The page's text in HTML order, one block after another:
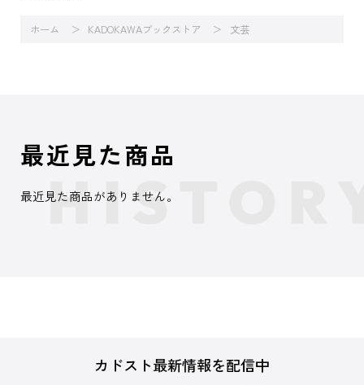
ホーム KADOKAWAブックストア 文芸
最近見た商品
最近見た商品がありません。
カドスト最新情報を配信中